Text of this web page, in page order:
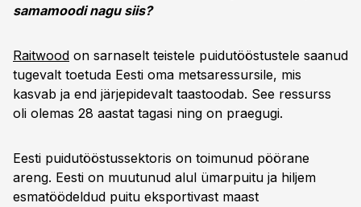
samamoodi nagu siis?
Raitwood on sarnaselt teistele puidutööstustele saanud
tugevalt toetuda Eesti oma metsaressursile, mis
kasvab ja end järjepidevalt taastoodab. See ressurss
oli olemas 28 aastat tagasi ning on praegugi.
Eesti puidutööstussektoris on toimunud pöörane
areng. Eesti on muutunud alul ümarpuitu ja hiljem
esmatöödeldud puitu eksportivast maast